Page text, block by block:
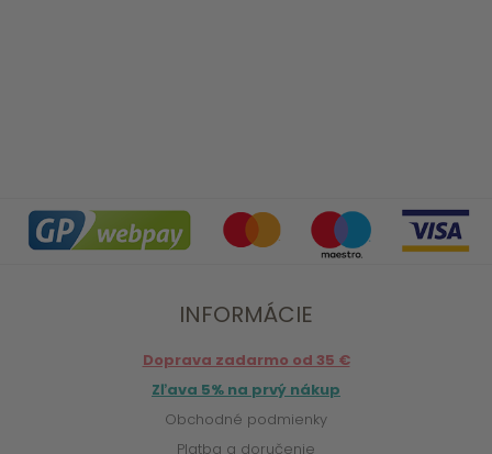
INFORMÁCIE
Doprava zadarmo od 35 €
Zľava 5% na prvý nákup
Obchodné podmienky
Platba a doručenie